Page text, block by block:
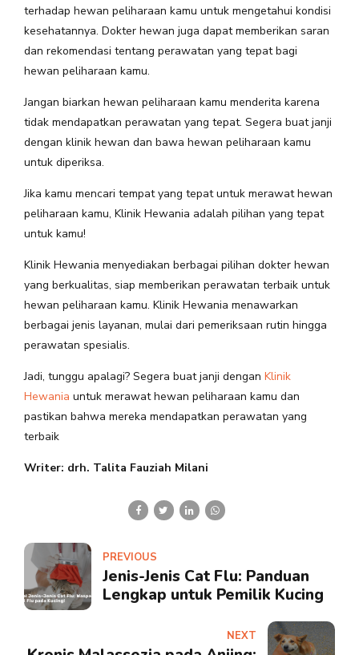
terhadap hewan peliharaan kamu untuk mengetahui kondisi
kesehatannya. Dokter hewan juga dapat memberikan saran
dan rekomendasi tentang perawatan yang tepat bagi
hewan peliharaan kamu.
Jangan biarkan hewan peliharaan kamu menderita karena
tidak mendapatkan perawatan yang tepat. Segera buat janji
dengan klinik hewan dan bawa hewan peliharaan kamu
untuk diperiksa.
Jika kamu mencari tempat yang tepat untuk merawat hewan
peliharaan kamu, Klinik Hewania adalah pilihan yang tepat
untuk kamu!
Klinik Hewania menyediakan berbagai pilihan dokter hewan
yang berkualitas, siap memberikan perawatan terbaik untuk
hewan peliharaan kamu. Klinik Hewania menawarkan
berbagai jenis layanan, mulai dari pemeriksaan rutin hingga
perawatan spesialis.
Jadi, tunggu apalagi? Segera buat janji dengan Klinik
Hewania untuk merawat hewan peliharaan kamu dan
pastikan bahwa mereka mendapatkan perawatan yang
terbaik
Writer: drh. Talita Fauziah Milani
PREVIOUS
Jenis-Jenis Cat Flu: Panduan
Lengkap untuk Pemilik Kucing
NEXT